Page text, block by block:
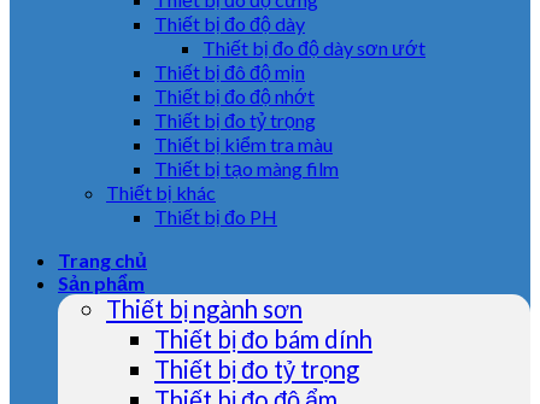
Thiết bị đo độ dày
Thiết bị đo độ dày sơn ướt
Thiết bị đô độ mịn
Thiết bị đo độ nhớt
Thiết bị đo tỷ trọng
Thiết bị kiểm tra màu
Thiết bị tạo màng film
Thiết bị khác
Thiết bị đo PH
Trang chủ
Sản phẩm
Thiết bị ngành sơn
Thiết bị đo bám dính
Thiết bị đo tỷ trọng